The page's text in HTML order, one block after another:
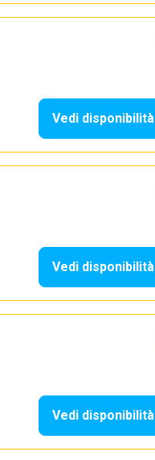
Vedi disponibilità
Vedi disponibilità
Vedi disponibilità